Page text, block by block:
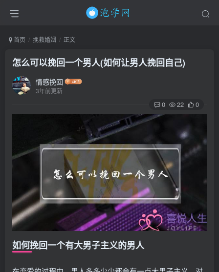
首页 挽救婚姻 正文
怎么可以挽回一个男人(如何让男人挽回自己)
情感挽回
3年前更新
0 22 0
如何挽回一个有大男子主义的男人